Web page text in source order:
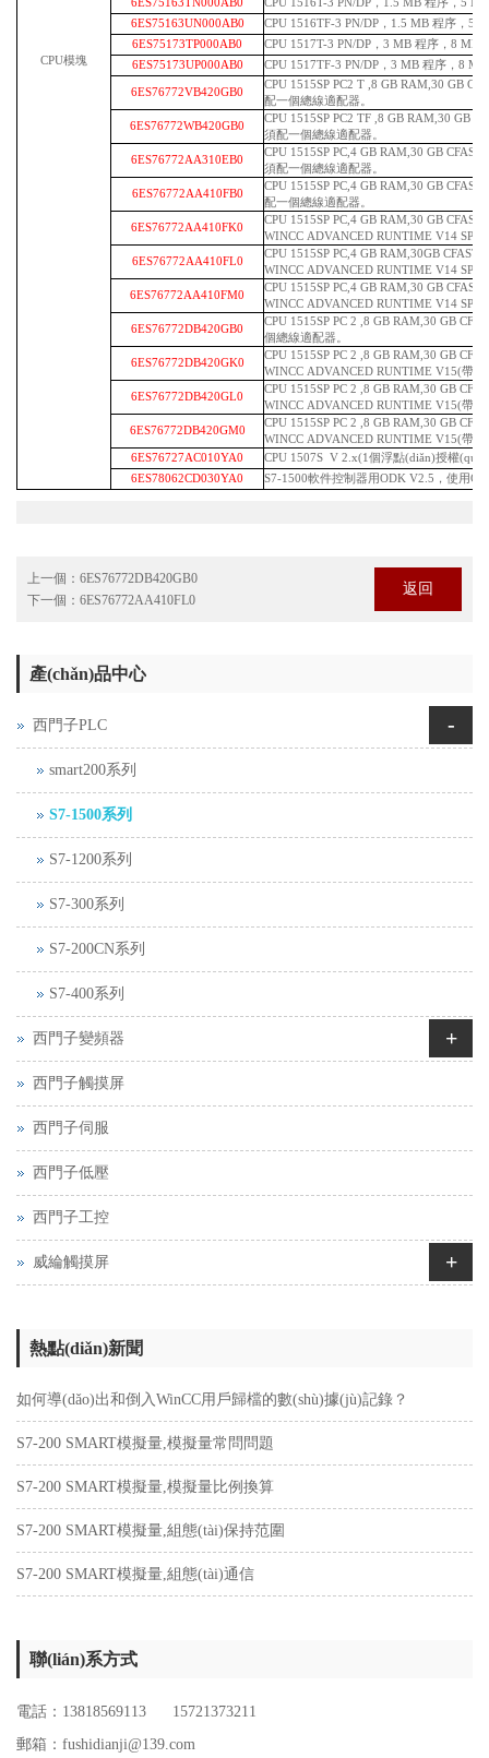
CPU模塊
6ES75163TN000AB0
CPU 1516T-3 PN/DP，1.5 MB 程序，5
6ES75163UN000AB0
CPU 1516TF-3 PN/DP，1.5 MB 程序，5
6ES75173TP000AB0
CPU 1517T-3 PN/DP，3 MB 程序，8 MB
6ES75173UP000AB0
CPU 1517TF-3 PN/DP，3 MB 程序，8
6ES76772VB420GB0
CPU 1515SP PC2 T ,8 GB RAM,30 GB
配一個總線適配器。
6ES76772WB420GB0
CPU 1515SP PC2 TF ,8 GB RAM,30 GB
須配一個總線適配器。
6ES76772AA310EB0
CPU 1515SP PC,4 GB RAM,30 GB
須配一個總線適配器。
6ES76772AA410FB0
CPU 1515SP PC,4 GB RAM,30 GB
配一個總線適配器。
6ES76772AA410FK0
CPU 1515SP PC,4 GB RAM,30 GB
WINCC ADVANCED RUNTIME V14
6ES76772AA410FL0
CPU 1515SP PC,4 GB RAM,30GB
WINCC ADVANCED RUNTIME V14
6ES76772AA410FM0
CPU 1515SP PC,4 GB RAM,30 GB
WINCC ADVANCED RUNTIME V14
6ES76772DB420GB0
CPU 1515SP PC 2 ,8 GB RAM,30 GB
個總線適配器。
6ES76772DB420GK0
CPU 1515SP PC 2 ,8 GB RAM,30 GB
WINCC ADVANCED RUNTIME V15(帶
6ES76772DB420GL0
CPU 1515SP PC 2 ,8 GB RAM,30 GB
WINCC ADVANCED RUNTIME V15(帶
6ES76772DB420GM0
CPU 1515SP PC 2 ,8 GB RAM,30 GB
WINCC ADVANCED RUNTIME V15(帶
6ES76727AC010YA0
CPU 1507S V 2.x(1個浮點(diǎn)授權
6ES78062CD030YA0
S7-1500軟件控制器用ODK V2.5，使用C/
上一個： 6ES76772DB420GB0
下一個： 6ES76772AA410FL0
返回
產(chǎn)品中心
西門子PLC -
smart200系列
S7-1500系列
S7-1200系列
S7-300系列
S7-200CN系列
S7-400系列
西門子變頻器 +
西門子觸摸屏
西門子伺服
西門子低壓
西門子工控
威綸觸摸屏 +
熱點(diǎn)新聞
如何導(dǎo)出和倒入WinCC用戶歸檔的數(shù)據(jù)記錄？
S7-200 SMART模擬量,模擬量常問問題
S7-200 SMART模擬量,模擬量比例換算
S7-200 SMART模擬量,組態(tài)保持范圍
S7-200 SMART模擬量,組態(tài)通信
聯(lián)系方式
電話：13818569113 15721373211
郵箱：fushidianji@139.com